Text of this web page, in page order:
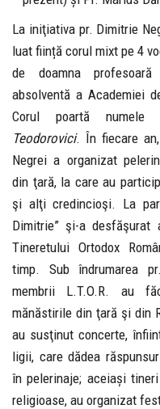
La iniţiativa pr. Dimitrie
luat ființă corul mixt pe 4
de doamna
absolventă a Academiei
Corul poartă
Teodorovici. În fiecare
Negrei a organizat
din ţară, la care au
şi alţi credincioşi. La
Dimitrie” şi-a desfăşurat
Tineretului Ortodox
timp. Sub îndrumarea
membrii L.T.O.R. au
mănăstirile din ţară şi din
au susţinut concerte,
ligii, care dădea
în pelerinaje; aceiași
religioase, au organizat